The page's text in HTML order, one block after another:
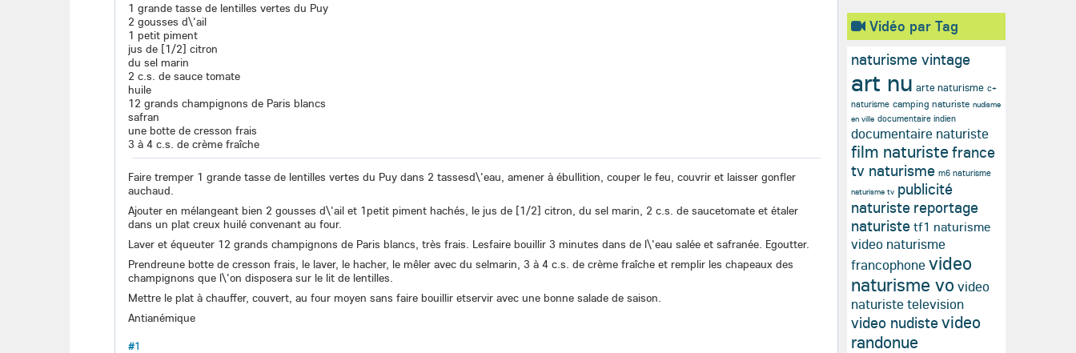
1 grande tasse de lentilles vertes du Puy
2 gousses d\'ail
1 petit piment
jus de [1/2] citron
du sel marin
2 c.s. de sauce tomate
huile
12 grands champignons de Paris blancs
safran
une botte de cresson frais
3 à 4 c.s. de crème fraîche
Faire tremper 1 grande tasse de lentilles vertes du Puy dans 2 tassesd\'eau, amener à ébullition, couper le feu, couvrir et laisser gonfler
auchaud.
Ajouter en mélangeant bien 2 gousses d\'ail et 1petit piment hachés, le jus de [1/2] citron, du sel marin, 2 c.s. de saucetomate et étaler
dans un plat creux huilé convenant au four.
Laver et équeuter 12 grands champignons de Paris blancs, très frais. Lesfaire bouillir 3 minutes dans de l\'eau salée et safranée. Egoutter.
Prendreune botte de cresson frais, le laver, le hacher, le mêler avec du selmarin, 3 à 4 c.s. de crème fraîche et remplir les chapeaux des
champignons que l\'on disposera sur le lit de lentilles.
Mettre le plat à chauffer, couvert, au four moyen sans faire bouillir etservir avec une bonne salade de saison.
Antianémique
#1
Vidéo par Tag
naturisme vintage
art nu arte naturisme c+
naturisme camping naturiste nudisme
en ville documentaire indien
documentaire naturiste
film naturistefrance
tv naturisme m6 naturisme
naturisme tv publicité
naturiste reportage
naturiste tf1 naturisme
video naturisme
francophone video
naturisme vo video
naturiste television
video nudistevideo
randonue